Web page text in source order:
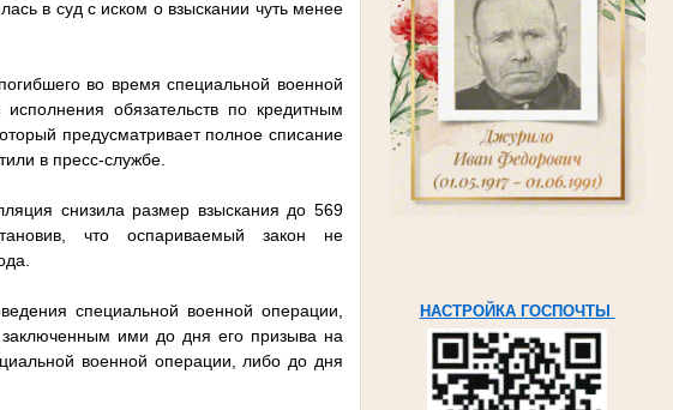
НАСТРОЙКА ГОСПОЧТЫ
в суд с иском о взыскании чуть менее
во время специальной военной
обязательств по кредитным
предусматривает полное списание
в пресс-службе.
снизила размер взыскания до 569
что оспариваемый закон не
специальной военной операции,
ими до дня его призыва на
военной операции, либо до дня